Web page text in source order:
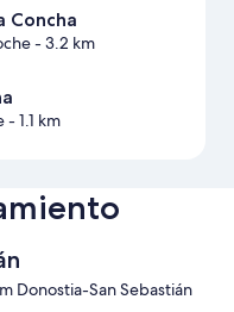
Concha
- 3.2 km
- 1.1 km
Donostia-San Sebastián